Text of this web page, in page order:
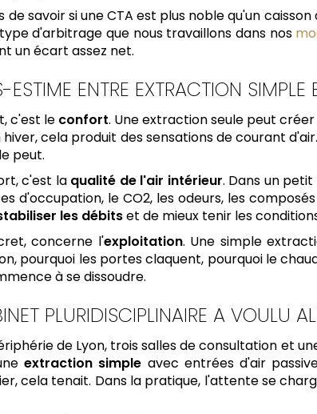
de savoir si une CTA est plus noble qu'un
d'arbitrage que nous travaillons dans nos
un écart assez net.
ENTRE EXTRACTION SIMPLE
c'est le confort. Une extraction seule peut
cela produit des sensations de courant
peut.
c'est la qualité de l'air intérieur. Dans un
d'occupation, le CO2, les odeurs, les
les débitset de mieux tenir les
concerne l'exploitation. Une simple
pourquoi les portes claquent, pourquoi le
à se dissoudre.
PLURIDISCIPLINAIRE A VOULU
de Lyon, trois salles de consultation et
extraction simple avec entrées d'air
cela tenait. Dans la pratique, l'attente se